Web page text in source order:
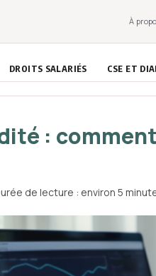
À
DROITS SALARIÉS CSE ET
:
de lecture : environ 5